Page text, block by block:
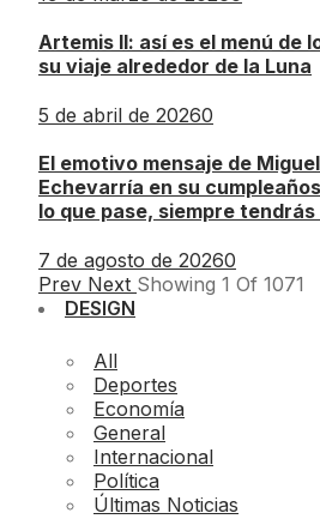
Artemis II: así es el menú de
su viaje alrededor de la Luna
5 de abril de 20260
El emotivo mensaje de
Echevarría en su
lo que pase, siempre tendrás
7 de agosto de 20260
Prev Next Showing 1 Of 1071
DESIGN
All
Deportes
Economía
General
Internacional
Política
Últimas Noticias